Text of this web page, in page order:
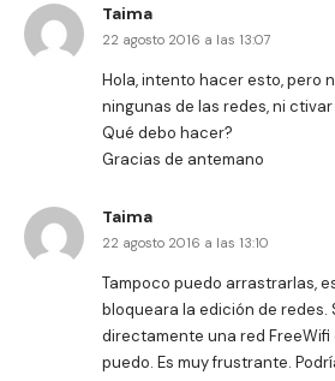
Taima
22 agosto 2016 a las 13:07
Hola, intento hacer esto, pero
ningunas de las redes, ni
Qué debo hacer?
Gracias de antemano
Taima
22 agosto 2016 a las 13:10
Tampoco puedo arrastrarlas,
bloqueara la edición de redes.
directamente una red FreeWifi
puedo. Es muy frustrante.